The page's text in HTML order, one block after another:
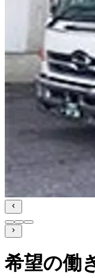
希望の働